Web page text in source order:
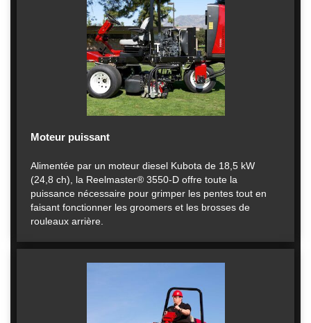
Moteur puissant
Alimentée par un moteur diesel Kubota de 18,5 kW
(24,8 ch), la Reelmaster® 3550-D offre toute la
puissance nécessaire pour grimper les pentes tout en
faisant fonctionner les groomers et les brosses de
rouleaux arrière.